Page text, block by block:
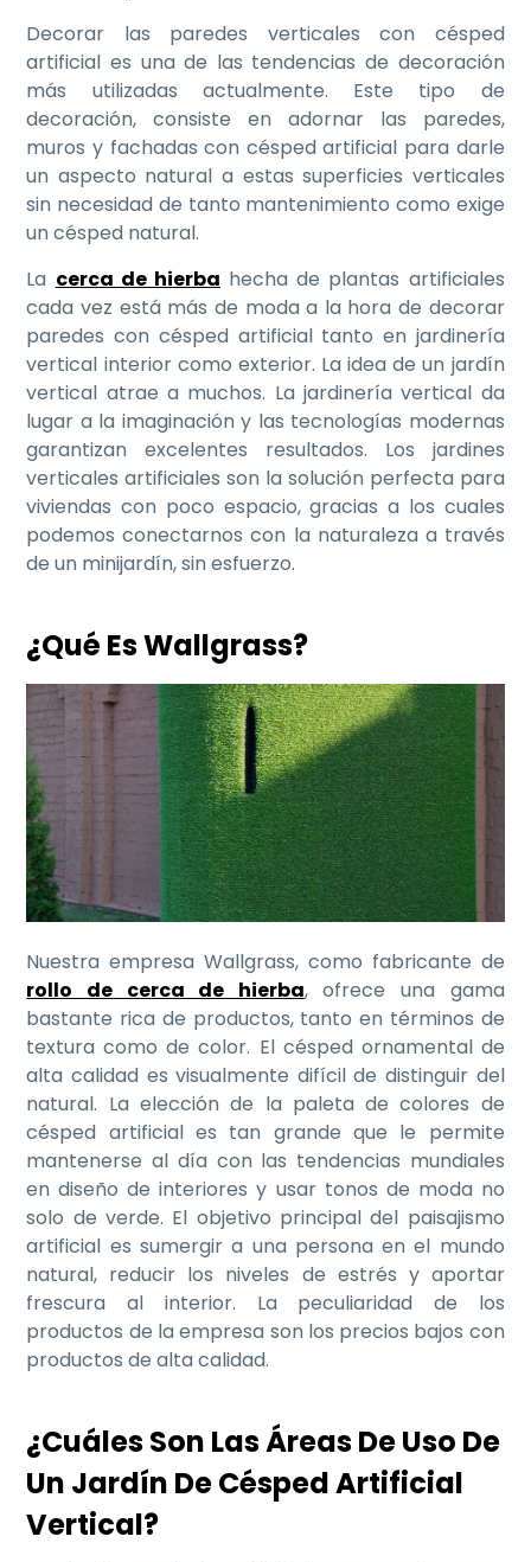
Decorar las paredes verticales con césped
artificial es una de las tendencias de decoración
más utilizadas actualmente. Este tipo de
decoración, consiste en adornar las paredes,
muros y fachadas con césped artificial para darle
un aspecto natural a estas superficies verticales
sin necesidad de tanto mantenimiento como exige
un césped natural.
La cerca de hierba hecha de plantas artificiales
cada vez está más de moda a la hora de decorar
paredes con césped artificial tanto en jardinería
vertical interior como exterior. La idea de un jardín
vertical atrae a muchos. La jardinería vertical da
lugar a la imaginación y las tecnologías modernas
garantizan excelentes resultados. Los jardines
verticales artificiales son la solución perfecta para
viviendas con poco espacio, gracias a los cuales
podemos conectarnos con la naturaleza a través
de un minijardín, sin esfuerzo.
¿Qué Es Wallgrass?
Nuestra empresa Wallgrass, como fabricante de
rollo de cerca de hierba, ofrece una gama
bastante rica de productos, tanto en términos de
textura como de color. El césped ornamental de
alta calidad es visualmente difícil de distinguir del
natural. La elección de la paleta de colores de
césped artificial es tan grande que le permite
mantenerse al día con las tendencias mundiales
en diseño de interiores y usar tonos de moda no
solo de verde. El objetivo principal del paisajismo
artificial es sumergir a una persona en el mundo
natural, reducir los niveles de estrés y aportar
frescura al interior. La peculiaridad de los
productos de la empresa son los precios bajos con
productos de alta calidad.
¿Cuáles Son Las Áreas De Uso De
Un Jardín De Césped Artificial
Vertical?